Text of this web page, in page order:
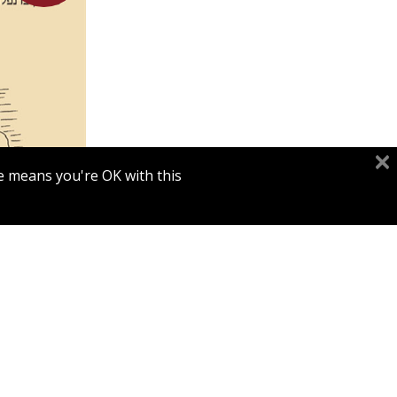
מאיה
you're OK with this.